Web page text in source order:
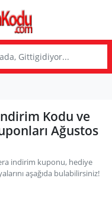
Kodu ve
Ağustos
indirim kuponu, hediye
aşağıda bulabilirsiniz!